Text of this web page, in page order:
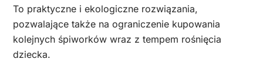
To praktyczne i ekologiczne rozwiązania,
pozwalające także na ograniczenie kupowania
kolejnych śpiworków wraz z tempem rośnięcia
dziecka.